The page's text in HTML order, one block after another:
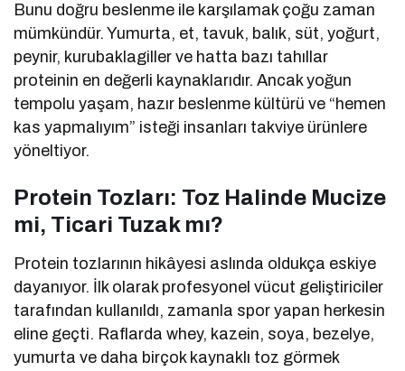
Bunu doğru beslenme ile karşılamak çoğu zaman
mümkündür. Yumurta, et, tavuk, balık, süt, yoğurt,
peynir, kurubaklagiller ve hatta bazı tahıllar
proteinin en değerli kaynaklarıdır. Ancak yoğun
tempolu yaşam, hazır beslenme kültürü ve “hemen
kas yapmalıyım” isteği insanları takviye ürünlere
yöneltiyor.
Protein Tozları: Toz Halinde Mucize
mi, Ticari Tuzak mı?
Protein tozlarının hikâyesi aslında oldukça eskiye
dayanıyor. İlk olarak profesyonel vücut geliştiriciler
tarafından kullanıldı, zamanla spor yapan herkesin
eline geçti. Raflarda whey, kazein, soya, bezelye,
yumurta ve daha birçok kaynaklı toz görmek